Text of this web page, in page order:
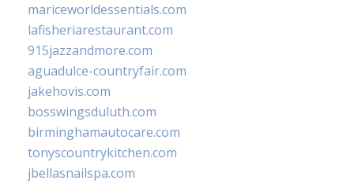
mariceworldessentials.com
lafisheriarestaurant.com
915jazzandmore.com
aguadulce-countryfair.com
jakehovis.com
bosswingsduluth.com
birminghamautocare.com
tonyscountrykitchen.com
jbellasnailspa.com